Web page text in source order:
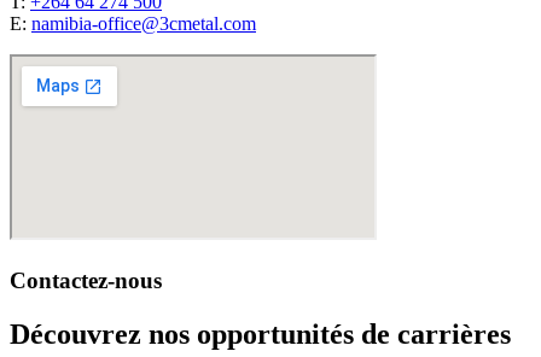
E: namibia-office@3cmetal.com
Contactez-nous
Découvrez nos opportunités de carrières